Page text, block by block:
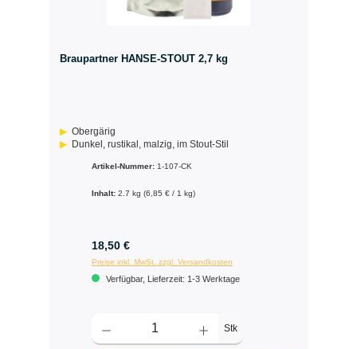
Braupartner HANSE-STOUT 2,7 kg
Obergärig
Dunkel, rustikal, malzig, im Stout-Stil
Artikel-Nummer: 1-107-CK
Inhalt: 2.7 kg (6,85 € / 1 kg)
18,50 €
Preise inkl. MwSt. zzgl. Versandkosten
Verfügbar, Lieferzeit: 1-3 Werktage
Stk